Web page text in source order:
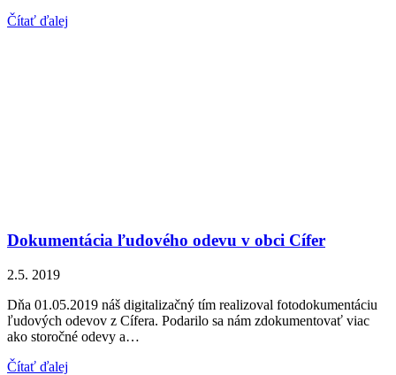
Čítať ďalej
Dokumentácia ľudového odevu v obci Cífer
2.5. 2019
Dňa 01.05.2019 náš digitalizačný tím realizoval fotodokumentáciu
ľudových odevov z Cífera. Podarilo sa nám zdokumentovať viac
ako storočné odevy a…
Čítať ďalej